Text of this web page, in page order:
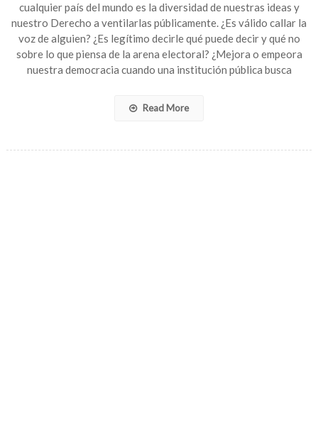
Javier
Gómez
Cazarín
|
Opinión
cualquier país del mundo es la diversidad de nuestras ideas y
nuestro Derecho a ventilarlas públicamente. ¿Es válido callar la
voz de alguien? ¿Es legítimo decirle qué puede decir y qué no
sobre lo que piensa de la arena electoral? ¿Mejora o empeora
nuestra democracia cuando una institución pública busca
Read More